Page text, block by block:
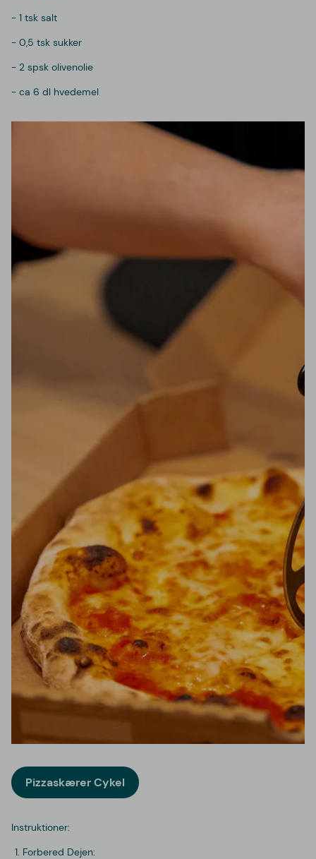
- 1 tsk salt
- 0,5 tsk sukker
- 2 spsk olivenolie
- ca 6 dl hvedemel
Pizzaskærer Cykel
Instruktioner:
Forbered Dejen: